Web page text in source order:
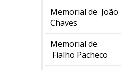
Memorial de João
Chaves
Memorial de
Fialho Pacheco